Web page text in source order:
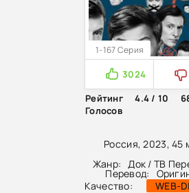
Россия, 2023, 45
Жанр: Док / ТВ
Перевод:
Качество:
WEB-
1-167 Серия
3024
Рейтинг
4.4 / 10
Голосов